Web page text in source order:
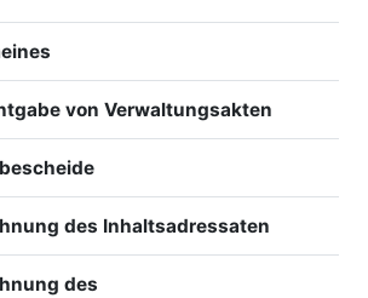
von Verwaltungsakten
des Inhaltsadressaten
des